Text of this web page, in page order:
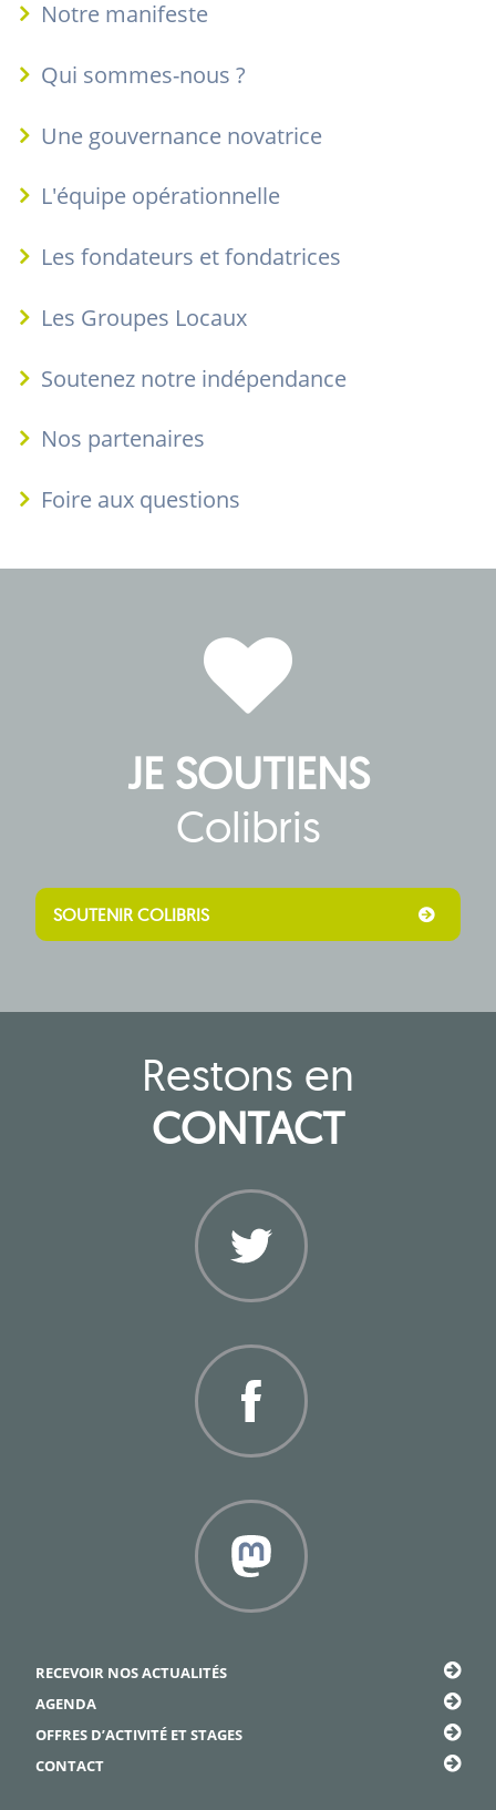
Notre manifeste
Qui sommes-nous ?
Une gouvernance novatrice
L'équipe opérationnelle
Les fondateurs et fondatrices
Les Groupes Locaux
Soutenez notre indépendance
Nos partenaires
Foire aux questions
JE SOUTIENS
Colibris
SOUTENIR COLIBRIS
Restons en
CONTACT
RECEVOIR NOS ACTUALITÉS
AGENDA
OFFRES D’ACTIVITÉ ET STAGES
CONTACT